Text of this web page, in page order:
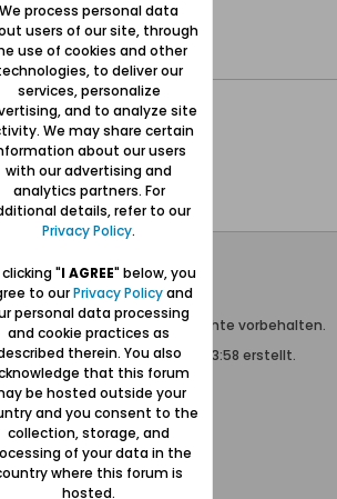
Wolfgang Naujocks MMXXVI
Powered byvBulletin®
I, LLC dba vBulletin. Alle Rechte vorbehalten.
WEZ+1. Die Seite wurde um 23:58 erstellt.
We process personal data
users of our site, through
use of cookies and other
to deliver our
services, personalize
and to analyze site
We may share certain
about our users
with our advertising and
analytics partners. For
details, refer to our
Privacy Policy.
clicking "I AGREE" below, you
to ourPrivacy Policyand
personal data processing
and cookie practices as
therein. You also
that this forum
be hosted outside your
and you consent to the
collection, storage, and
of your data in the
where this forum is
hosted.